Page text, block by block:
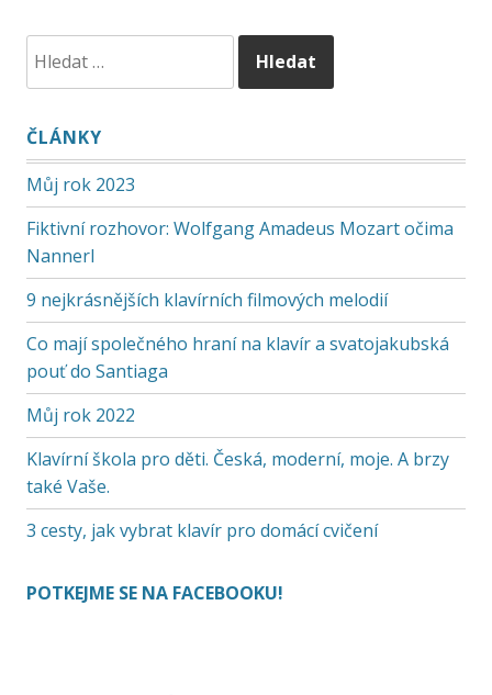
ČLÁNKY
Můj rok 2023
Fiktivní rozhovor: Wolfgang Amadeus Mozart očima
Nannerl
9 nejkrásnějších klavírních filmových melodií
Co mají společného hraní na klavír a svatojakubská
pouť do Santiaga
Můj rok 2022
Klavírní škola pro děti. Česká, moderní, moje. A brzy
také Vaše.
3 cesty, jak vybrat klavír pro domácí cvičení
POTKEJME SE NA FACEBOOKU!